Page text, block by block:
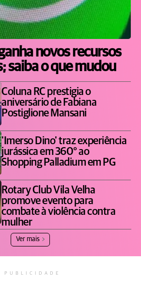
novos recursos
saiba o que mudou
Coluna RC prestigia o
aniversário de Fabiana
Postiglione Mansani
'Imerso Dino' traz experiência
jurássica em 360° ao
Shopping Palladium em PG
Rotary Club Vila Velha
promove evento para
combate à violência contra
mulher
Ver mais
PUBLICIDADE